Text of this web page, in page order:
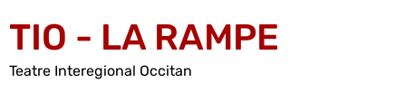
TIO - LA RAMPE
Teatre Interegional Occitan